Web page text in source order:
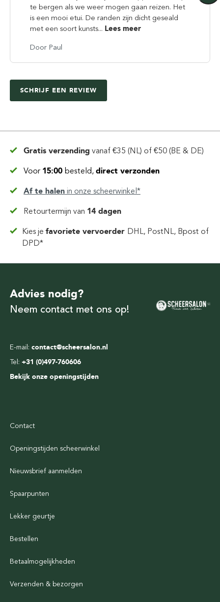
te bergen als we weer mogen gaan reizen. Het
is een mooi etui. De randen zijn dicht geseald
met een soort kunsts... Lees meer
Door Paul
SCHRIJF EEN REVIEW
Gratis verzending vanaf €35 (NL) of €50 (BE & DE)
Voor 15:00 besteld, direct verzonden
Af te halen in onze scheerwinkel*
Retourtermijn van 14 dagen
Kies jefavoriete vervoerder DHL, PostNL, Bpost of
DPD*
E-mail: contact@scheersalon.nl
Tel: +31 (0)497-760606
Bekijk onze openingstijden
Advies nodig?
Neem contact met ons op!
Contact
Openingstijden scheerwinkel
Nieuwsbrief aanmelden
Spaarpunten
Lekker geurtje
Bestellen
Betaalmogelijkheden
Verzenden & bezorgen